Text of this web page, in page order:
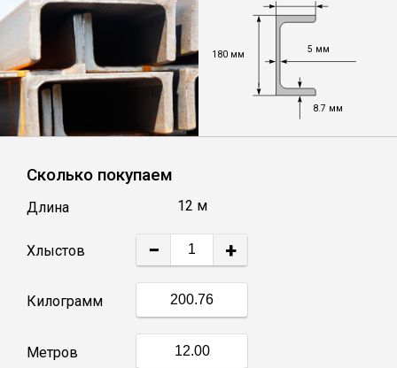
Уголок
Балка
Швеллер
Квадрат
180 мм 5 мм
8.7 мм
Сколько покупаем
Длина 12 м
Хлыстов − +
Килограмм
Метров